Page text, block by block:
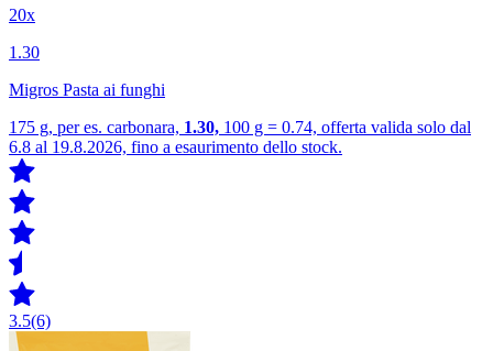
20x
1.30
Migros Pasta ai funghi
175 g, per es. carbonara, 1.30, 100 g = 0.74, offerta valida solo dal
6.8 al 19.8.2026, fino a esaurimento dello stock.
3.5(6)